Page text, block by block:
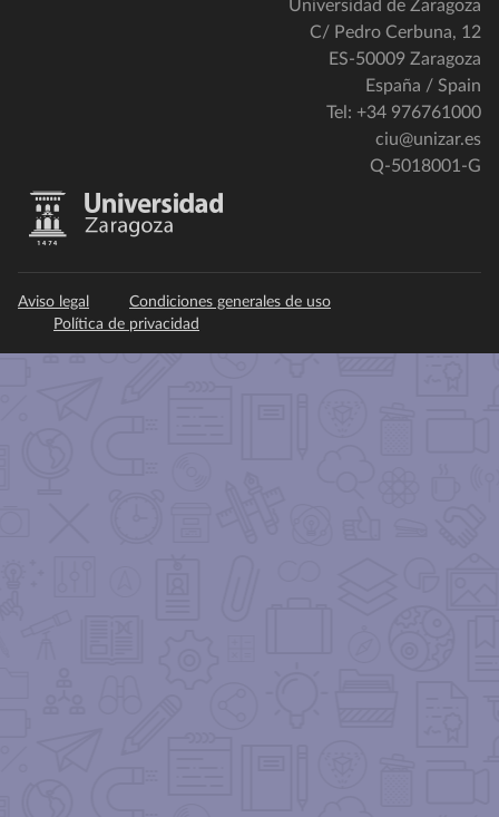
Universidad de Zaragoza
C/ Pedro Cerbuna, 12
ES-50009 Zaragoza
España / Spain
Tel: +34 976761000
ciu@unizar.es
Q-5018001-G
Aviso legal
Condiciones generales de uso
Política de privacidad